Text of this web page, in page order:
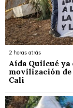
2 horas atrás
Aída Quilcué ya
movilización de
Cali